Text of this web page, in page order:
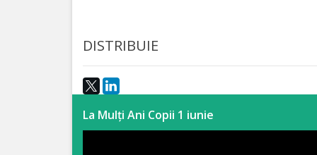
Evenimente
DISTRIBUIE
La Mulți Ani Copii 1 iunie